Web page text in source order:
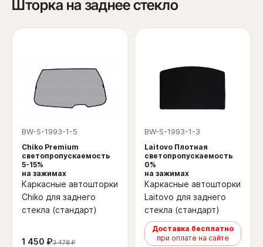
Шторка на заднее стекло
BW-S-1993-1-5
Chiko Premium
светопропускаемость
5-15%
на зажимах
Каркасные автошторки
Chiko для заднего
стекла (стандарт)
1 450 ₽3 478 ₽
BW-S-1993-1-3
Laitovo Плотная
светопропускаемость
0%
на зажимах
Каркасные автошторки
Laitovo для заднего
стекла (стандарт)
Доставка бесплатно
при оплате на сайте